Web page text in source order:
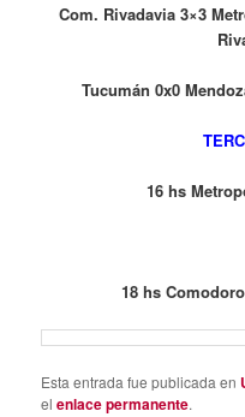
Com. Rivadavia 3×3
Tucumán 0x0
16 hs
18 hs
Esta entrada fue publicada en
elenlace permanente.